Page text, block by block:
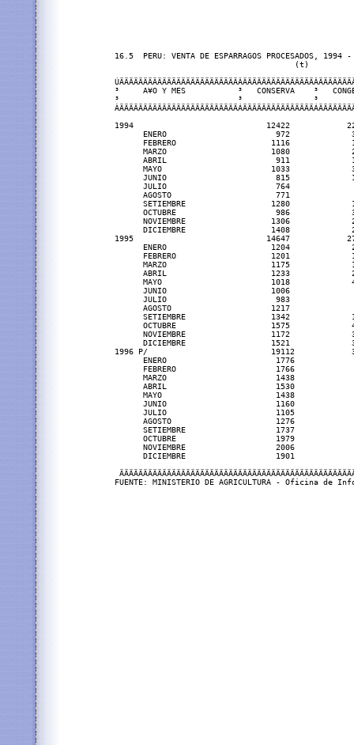
16.5  PERU: VENTA DE ESPARRAGOS PROCESADOS, 1994
                                      (t)
³     A¥O Y MES           ³   CONSERVA    ³
³                         ³               ³
1994                            12422
ENERO                       972
FEBRERO                    1116
MARZO                      1080
ABRIL                       911
MAYO                       1033
JUNIO                       815
JULIO                       764
AGOSTO                      771
SETIEMBRE                  1280
OCTUBRE                     986
NOVIEMBRE                  1306
DICIEMBRE                  1408
1995                            14647
ENERO                      1204
FEBRERO                    1201
MARZO                      1175
ABRIL                      1233
MAYO                       1018
JUNIO                      1006
JULIO                       983
AGOSTO                     1217
SETIEMBRE                  1342
OCTUBRE                    1575
NOVIEMBRE                  1172
DICIEMBRE                  1521
1996 P/                          19112
ENERO                       1776
FEBRERO                     1766
MARZO                       1438
ABRIL                       1530
MAYO                        1438
JUNIO                       1160
JULIO                       1105
AGOSTO                      1276
SETIEMBRE                   1737
OCTUBRE                     1979
NOVIEMBRE                   2006
DICIEMBRE                   1901